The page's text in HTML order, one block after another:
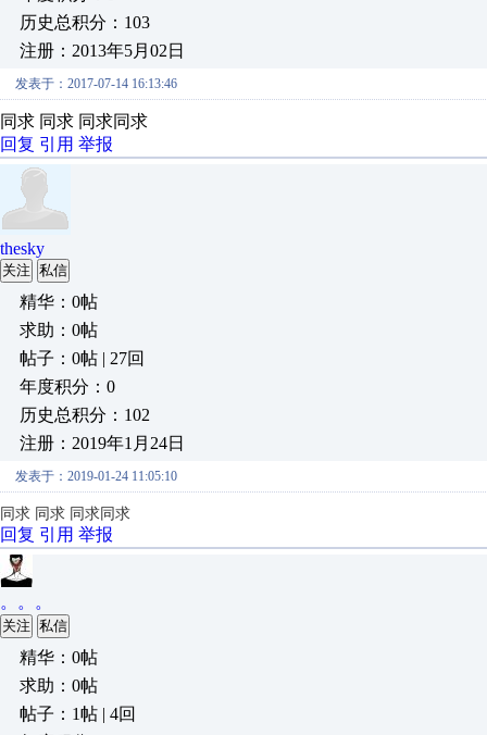
历史总积分：103
注册：2013年5月02日
发表于：2017-07-14 16:13:46
同求 同求 同求同求
回复 引用 举报
thesky
关注 私信
精华：0帖
求助：0帖
帖子：0帖 | 27回
年度积分：0
历史总积分：102
注册：2019年1月24日
发表于：2019-01-24 11:05:10
同求 同求 同求同求
回复 引用 举报
。。。
关注 私信
精华：0帖
求助：0帖
帖子：1帖 | 4回